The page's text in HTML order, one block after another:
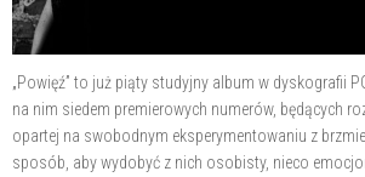
„Powięź” to już piąty studyjny album w dyskografii
na nim siedem premierowych numerów, będących
opartej na swobodnym eksperymentowaniu z
sposób, aby wydobyć z nich osobisty, nieco